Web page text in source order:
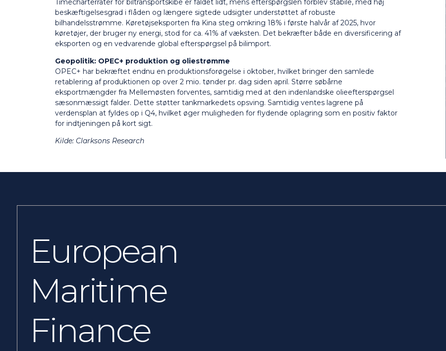
Timecharterrater for biltransportskibe er faldet lidt, mens efterspørgslen forblev stabile, med høj
beskæftigelsesgrad i flåden og længere sigtede udsigter understøttet af robuste
bilhandelsstrømme. Køretøjseksporten fra Kina steg omkring 18% i første halvår af 2025, hvor
køretøjer, der bruger ny energi, stod for ca. 41% af væksten. Det bekræfter både en diversificering af
eksporten og en vedvarende global efterspørgsel på bilimport.
Geopolitik: OPEC+ produktion og oliestrømme
OPEC+ har bekræftet endnu en produktionsforøgelse i oktober, hvilket bringer den samlede
retablering af produktionen op over 2 mio. tønder pr. dag siden april. Større søbårne
eksportmængder fra Mellemøsten forventes, samtidig med at den indenlandske olieefterspørgsel
sæsonmæssigt falder. Dette støtter tankmarkedets opsving. Samtidig ventes lagrene på
verdensplan at fyldes op i Q4, hvilket øger muligheden for flydende oplagring som en positiv faktor
for indtjeningen på kort sigt.
Kilde: Clarksons Research
European
Maritime
Finance